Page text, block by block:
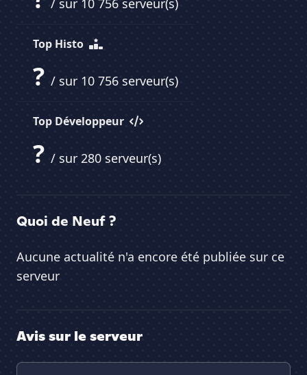
/ sur 10 756 serveur(s)
Top Histo
? / sur 10 756 serveur(s)
Top Développeur
? / sur 280 serveur(s)
Quoi de Neuf ?
Aucune actualité n'a encore été publiée sur ce
serveur
Avis sur le serveur